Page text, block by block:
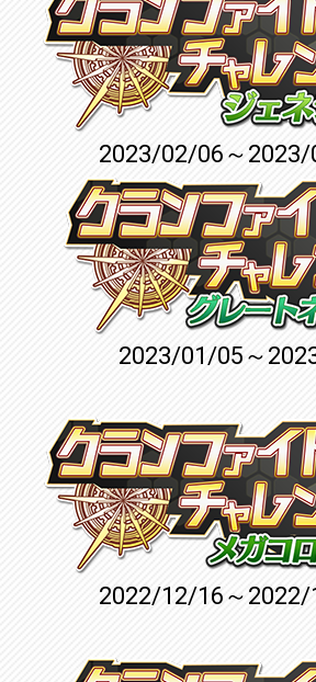
2023/02/06～
2023/01/05～
2022/12/16～